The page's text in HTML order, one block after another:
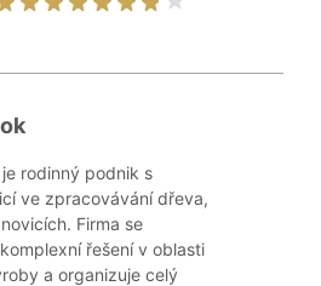
rodinný podnik s
ve zpracovávání dřeva,
Firma se
řešení v oblasti
a organizuje celý